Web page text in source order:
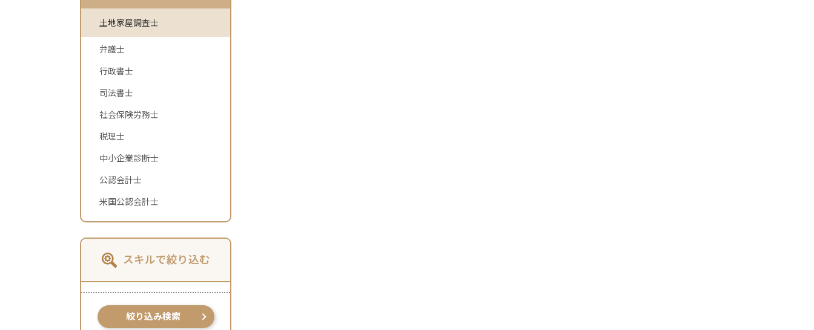
土地家屋調査士
弁護士
行政書士
司法書士
社会保険労務士
税理士
中小企業診断士
公認会計士
米国公認会計士
スキルで絞り込む
絞り込み検索